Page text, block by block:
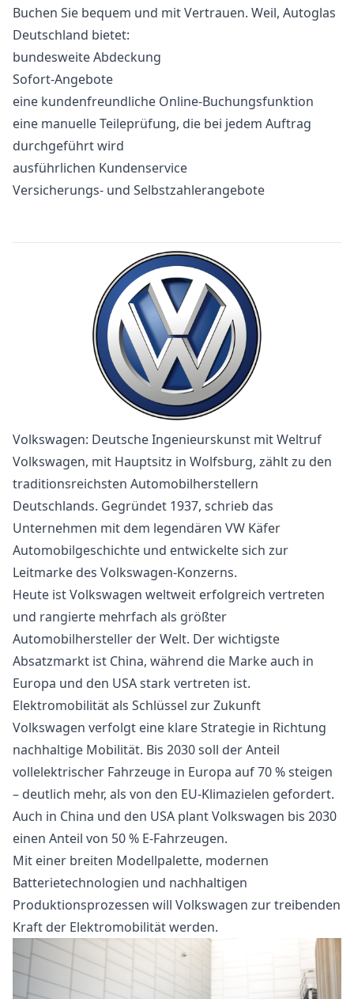
Buchen Sie bequem und mit Vertrauen. Weil, Autoglas
Deutschland bietet:
bundesweite Abdeckung
Sofort-Angebote
eine kundenfreundliche Online-Buchungsfunktion
eine manuelle Teileprüfung, die bei jedem Auftrag
durchgeführt wird
ausführlichen Kundenservice
Versicherungs- und Selbstzahlerangebote
Volkswagen: Deutsche Ingenieurskunst mit Weltruf
Volkswagen, mit Hauptsitz in Wolfsburg, zählt zu den
traditionsreichsten Automobilherstellern
Deutschlands. Gegründet 1937, schrieb das
Unternehmen mit dem legendären VW Käfer
Automobilgeschichte und entwickelte sich zur
Leitmarke des Volkswagen-Konzerns.
Heute ist Volkswagen weltweit erfolgreich vertreten
und rangierte mehrfach als größter
Automobilhersteller der Welt. Der wichtigste
Absatzmarkt ist China, während die Marke auch in
Europa und den USA stark vertreten ist.
Elektromobilität als Schlüssel zur Zukunft
Volkswagen verfolgt eine klare Strategie in Richtung
nachhaltige Mobilität. Bis 2030 soll der Anteil
vollelektrischer Fahrzeuge in Europa auf 70 % steigen
– deutlich mehr, als von den EU-Klimazielen gefordert.
Auch in China und den USA plant Volkswagen bis 2030
einen Anteil von 50 % E-Fahrzeugen.
Mit einer breiten Modellpalette, modernen
Batterietechnologien und nachhaltigen
Produktionsprozessen will Volkswagen zur treibenden
Kraft der Elektromobilität werden.